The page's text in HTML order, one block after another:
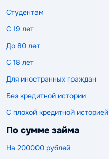
Студентам
С 19 лет
До 80 лет
С 18 лет
Для иностранных граждан
Без кредитной истории
С плохой кредитной историей
По сумме займа
На 200000 рублей